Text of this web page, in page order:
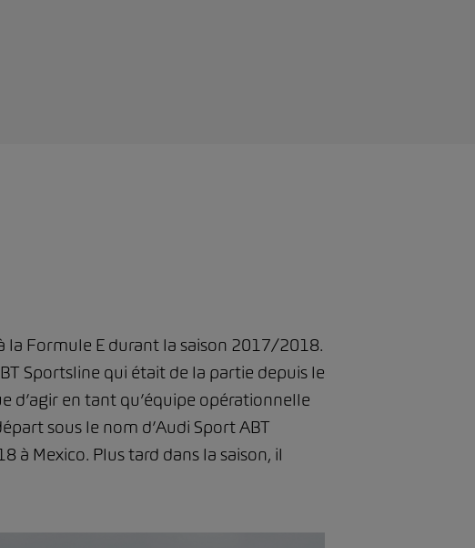
Formule E durant la saison 2017/2018.
Sportsline qui était de la partie depuis le
d’agir en tant qu’équipe opérationnelle
sous le nom d’Audi Sport ABT
à Mexico. Plus tard dans la saison, il